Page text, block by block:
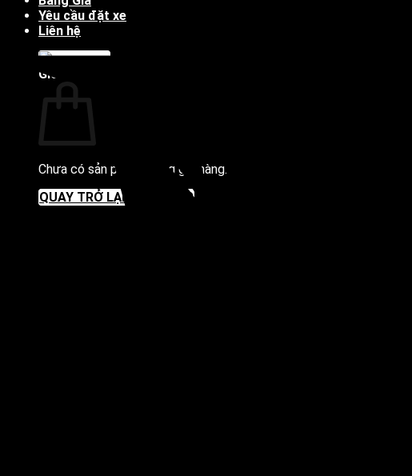
Yêu cầu đặt xe
Liên hệ
Giỏ hàng
Chưa có sản phẩm trong giỏ hàng.
QUAY TRỞ LẠI CỬA HÀNG